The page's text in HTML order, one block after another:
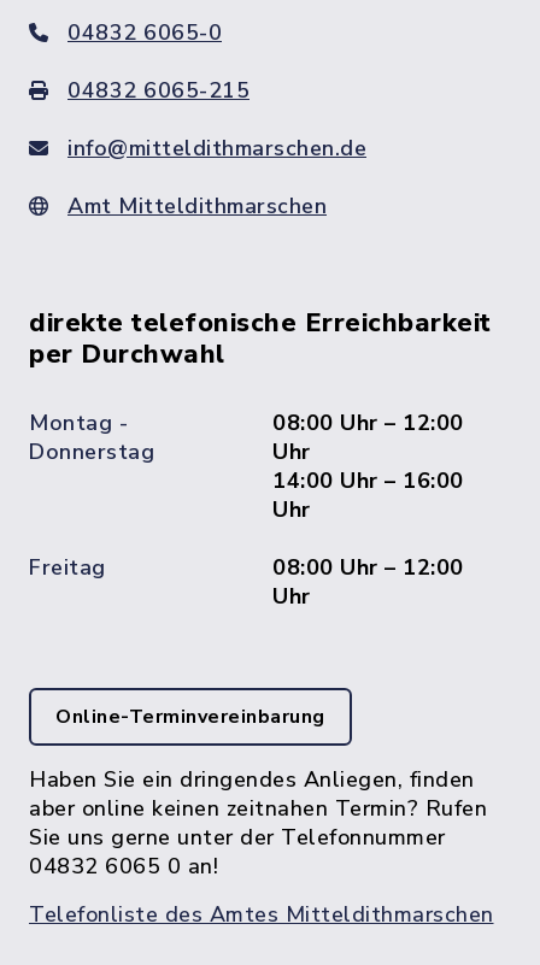
04832 6065-0
04832 6065-215
info@mitteldithmarschen.de
Amt Mitteldithmarschen
direkte telefonische Erreichbarkeit
per Durchwahl
Montag -
Donnerstag
08:00 Uhr – 12:00
Uhr
14:00 Uhr – 16:00
Uhr
Freitag
08:00 Uhr – 12:00
Uhr
Online-Terminvereinbarung
Haben Sie ein dringendes Anliegen, finden
aber online keinen zeitnahen Termin? Rufen
Sie uns gerne unter der Telefonnummer
04832 6065 0 an!
Telefonliste des Amtes Mitteldithmarschen